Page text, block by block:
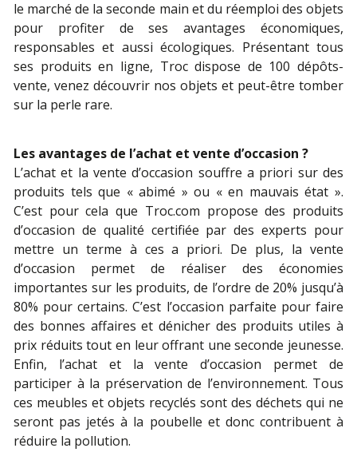
le marché de la seconde main et du réemploi des objets
pour profiter de ses avantages économiques,
responsables et aussi écologiques. Présentant tous
ses produits en ligne, Troc dispose de 100 dépôts-
vente, venez découvrir nos objets et peut-être tomber
sur la perle rare.
Les avantages de l’achat et vente d’occasion ?
L’achat et la vente d’occasion souffre a priori sur des
produits tels que « abimé » ou « en mauvais état ».
C’est pour cela que Troc.com propose des produits
d’occasion de qualité certifiée par des experts pour
mettre un terme à ces a priori. De plus, la vente
d’occasion permet de réaliser des économies
importantes sur les produits, de l’ordre de 20% jusqu’à
80% pour certains. C’est l’occasion parfaite pour faire
des bonnes affaires et dénicher des produits utiles à
prix réduits tout en leur offrant une seconde jeunesse.
Enfin, l’achat et la vente d’occasion permet de
participer à la préservation de l’environnement. Tous
ces meubles et objets recyclés sont des déchets qui ne
seront pas jetés à la poubelle et donc contribuent à
réduire la pollution.